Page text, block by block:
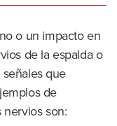
o un impacto en
de la espalda o
que
de
son: